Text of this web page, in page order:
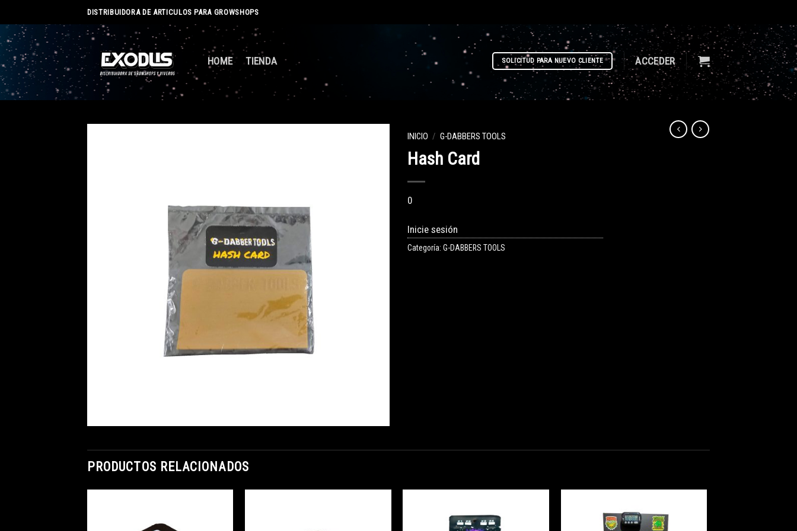
to
content
DISTRIBUIDORA DE ARTICULOS PARA GROWSHOPS
HOME TIENDA SOLICITUD PARA NUEVO CLIENTE ACCEDER
INICIO / G-DABBERS TOOLS
Hash Card
0
Inicie sesión
Categoría: G-DABBERS TOOLS
PRODUCTOS RELACIONADOS